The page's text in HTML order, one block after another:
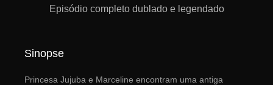
Episódio completo dublado e legendado
Sinopse
Princesa Jujuba e Marceline encontram uma antiga